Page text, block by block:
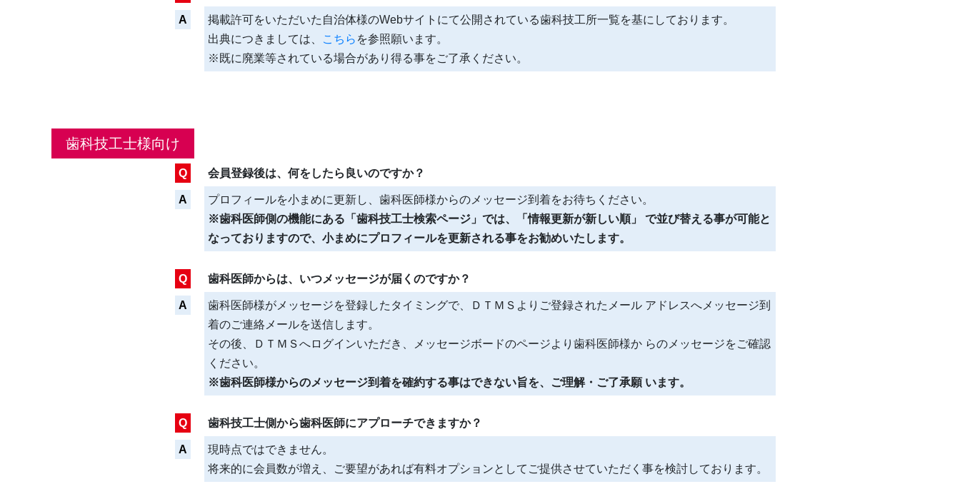
A
掲載許可をいただいた自治体様のWebサイトにて公開されている歯科技工所一覧を基にしております。
出典につきましては、
こちら を参照願います。
※既に廃業等されている場合があり得る事をご了承ください。
歯科技工士様向け
Q 会員登録後は、何をしたら良いのですか？
A
プロフィールを小まめに更新し、歯科医師様からのメッセージ到着をお待ちください。
※歯科医師側の機能にある「歯科技工士検索ページ」では、「情報更新が新しい順」 で並び替える事が可能と
なっておりますので、小まめにプロフィールを更新される事をお勧めいたします。
Q 歯科医師からは、いつメッセージが届くのですか？
A
歯科医師様がメッセージを登録したタイミングで、ＤＴＭＳよりご登録されたメール アドレスへメッセージ到
着のご連絡メールを送信します。
その後、ＤＴＭＳへログインいただき、メッセージボードのページより歯科医師様か らのメッセージをご確認
ください。
※歯科医師様からのメッセージ到着を確約する事はできない旨を、ご理解・ご了承願 います。
Q 歯科技工士側から歯科医師にアプローチできますか？
A
現時点ではできません。
将来的に会員数が増え、ご要望があれば有料オプションとしてご提供させていただく事を検討しております。